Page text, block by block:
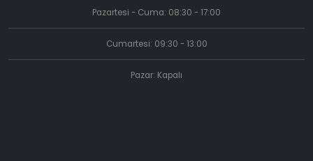
Pazartesi - Cuma: 08:30 - 17:00
Cumartesi: 09:30 - 13:00
Pazar: Kapalı